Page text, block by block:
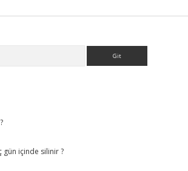
gün içinde silinir ?